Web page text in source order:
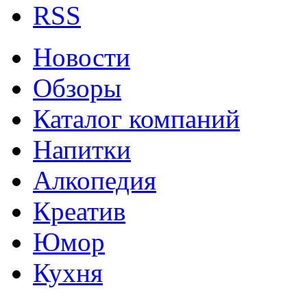
RSS
Новости
Обзоры
Каталог компаний
Напитки
Алкопедия
Креатив
Юмор
Кухня